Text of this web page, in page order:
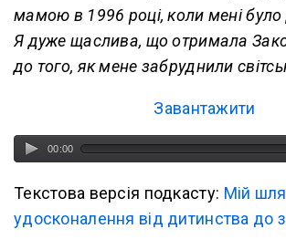
мамою в 1996 році, коли мені було
Я дуже щаслива, що отримала
до того, як мене забруднили
Завантажити
00:00
Текстова версія подкасту: Мій
удосконалення від дитинства до